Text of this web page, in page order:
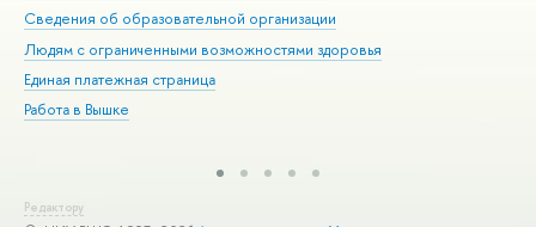
Сведения об образовательной организации
Людям с ограниченными возможностями здоровья
Единая платежная страница
Работа в Вышке
Редактору